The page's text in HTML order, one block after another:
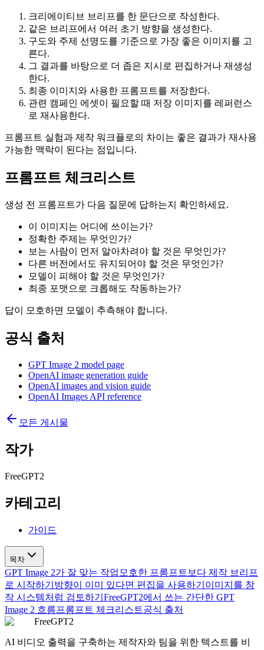
크리에이티브 브리프를 한 문단으로 작성한다.
같은 브리프에서 여러 초기 방향을 생성한다.
구도와 주제 선명도를 기준으로 가장 좋은 이미지를 고
른다.
그 결과를 바탕으로 더 좁은 지시로 편집하거나 재생성
한다.
최종 이미지와 사용한 프롬프트를 저장한다.
관련 캠페인 에셋이 필요할 때 저장 이미지를 레퍼런스
로 재사용한다.
프롬프트 실험과 제작 워크플로의 차이는 좋은 결과가 재사용
가능한 맥락이 된다는 점입니다.
프롬프트 체크리스트
생성 전 프롬프트가 다음 질문에 답하는지 확인하세요.
이 이미지는 어디에 쓰이는가?
정확한 주제는 무엇인가?
보는 사람이 먼저 알아차려야 할 것은 무엇인가?
다른 버전에서도 유지되어야 할 것은 무엇인가?
모델이 피해야 할 것은 무엇인가?
최종 포맷으로 크롭해도 작동하는가?
답이 모호하면 모델이 추측해야 합니다.
공식 출처
GPT Image 2 model page
OpenAI image generation guide
OpenAI images and vision guide
OpenAI Images API reference
모든 게시물
작가
FreeGPT2
카테고리
가이드
목차
GPT Image 2가 잘 맞는 작업 모호한 프롬프트보다 제작 브리프
로 시작하기 방향이 이미 있다면 편집을 사용하기 이미지를 창
작 시스템처럼 검토하기 FreeGPT2에서 쓰는 간단한 GPT
Image 2 흐름프롬프트 체크리스트공식 출처
FreeGPT2
AI 비디오 출력을 구축하는 제작자와 팀을 위한 텍스트를 비